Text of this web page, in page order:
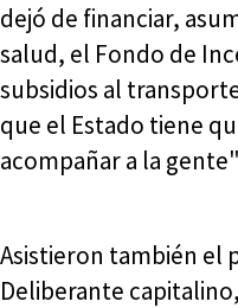
dejó de financiar,
salud, el Fondo de
subsidios al
que el Estado tiene
acompañar a la
Asistieron también el
Deliberante